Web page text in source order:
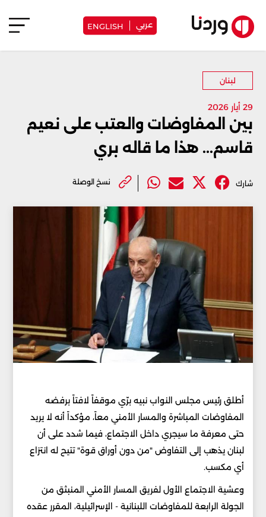
عربي ENGLISH
لبنان
29 أيار 2026
بين المفاوضات والعتب على نعيم
قاسم... هذا ما قاله بري
شارك نسخ الوصلة
أطلق رئيس مجلس النواب نبيه برّي موقفاً لافتاً برفضه
المفاوضات المباشرة والمسار الأمني معاً، مؤكداً أنه لا يريد
حتى معرفة ما سيجري داخل الاجتماع، فيما شدد على أن
لبنان يذهب إلى التفاوض "من دون أوراق قوة" تتيح له انتزاع
أي مكسب.
وعشية الاجتماع الأول لفريق المسار الأمني المنبثق من
الجولة الرابعة للمفاوضات اللبنانية - الإسرائيلية، المقرر عقده